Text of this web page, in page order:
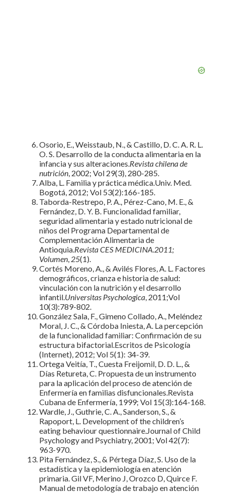
Osorio, E., Weisstaub, N., & Castillo, D. C. A. R. L.
O. S. Desarrollo de la conducta alimentaria en la
infancia y sus alteraciones.Revista chilena de
nutrición, 2002; Vol 29(3), 280-285.
Alba, L. Familia y práctica médica.Univ. Med.
Bogotá, 2012; Vol 53(2):166-185.
Taborda-Restrepo, P. A., Pérez-Cano, M. E., &
Fernández, D. Y. B. Funcionalidad familiar,
seguridad alimentaria y estado nutricional de
niños del Programa Departamental de
Complementación Alimentaria de
Antioquia.Revista CES MEDICINA.2011;
Volumen, 25(1).
Cortés Moreno, A., & Avilés Flores, A. L. Factores
demográficos, crianza e historia de salud:
vinculación con la nutrición y el desarrollo
infantil.Universitas Psychologica, 2011;Vol
10(3):789-802.
González Sala, F., Gimeno Collado, A., Meléndez
Moral, J. C., & Córdoba Iniesta, A. La percepción
de la funcionalidad familiar: Confirmación de su
estructura bifactorial.Escritos de Psicología
(Internet), 2012; Vol 5(1): 34-39.
Ortega Veitía, T., Cuesta Freijomil, D. D. L., &
Días Retureta, C. Propuesta de un instrumento
para la aplicación del proceso de atención de
Enfermería en familias disfuncionales.Revista
Cubana de Enfermería, 1999; Vol 15(3):164-168.
Wardle, J., Guthrie, C. A., Sanderson, S., &
Rapoport, L. Development of the children’s
eating behaviour questionnaire.Journal of Child
Psychology and Psychiatry, 2001; Vol 42(7):
963-970.
Pita Fernández, S., & Pértega Díaz, S. Uso de la
estadística y la epidemiología en atención
primaria. Gil VF, Merino J, Orozco D, Quirce F.
Manual de metodología de trabajo en atención